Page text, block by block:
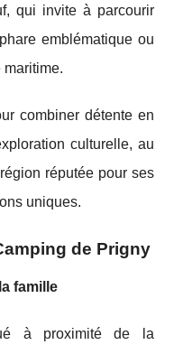
qui invite à parcourir
emblématique ou
combiner détente en
culturelle, au
réputée pour ses
uniques.
de Prigny
famille
à proximité de la